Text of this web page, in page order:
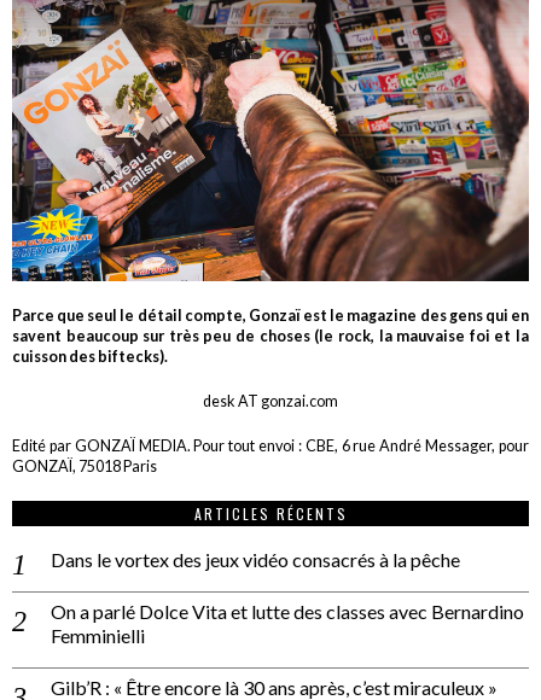
Parce que seul le détail compte, Gonzaï est le magazine des gens qui en
savent beaucoup sur très peu de choses (le rock, la mauvaise foi et la
cuisson des biftecks).
desk AT gonzai.com
Edité par GONZAÏ MEDIA. Pour tout envoi : CBE, 6 rue André Messager, pour
GONZAÏ, 75018 Paris
ARTICLES RÉCENTS
Dans le vortex des jeux vidéo consacrés à la pêche
On a parlé Dolce Vita et lutte des classes avec Bernardino
Femminielli
Gilb’R : « Être encore là 30 ans après, c’est miraculeux »